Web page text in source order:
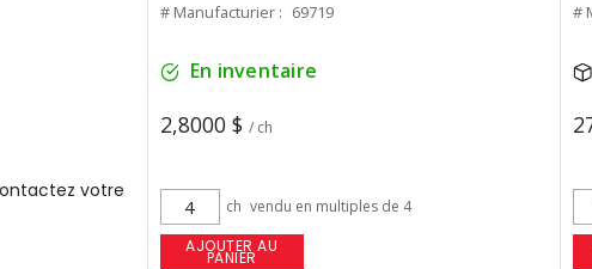
votre
# Manufacturier : 69719
En inventaire
2,8000 $ / ch
ch vendu en multiples de 4
AJOUTER AU
PANIER
#